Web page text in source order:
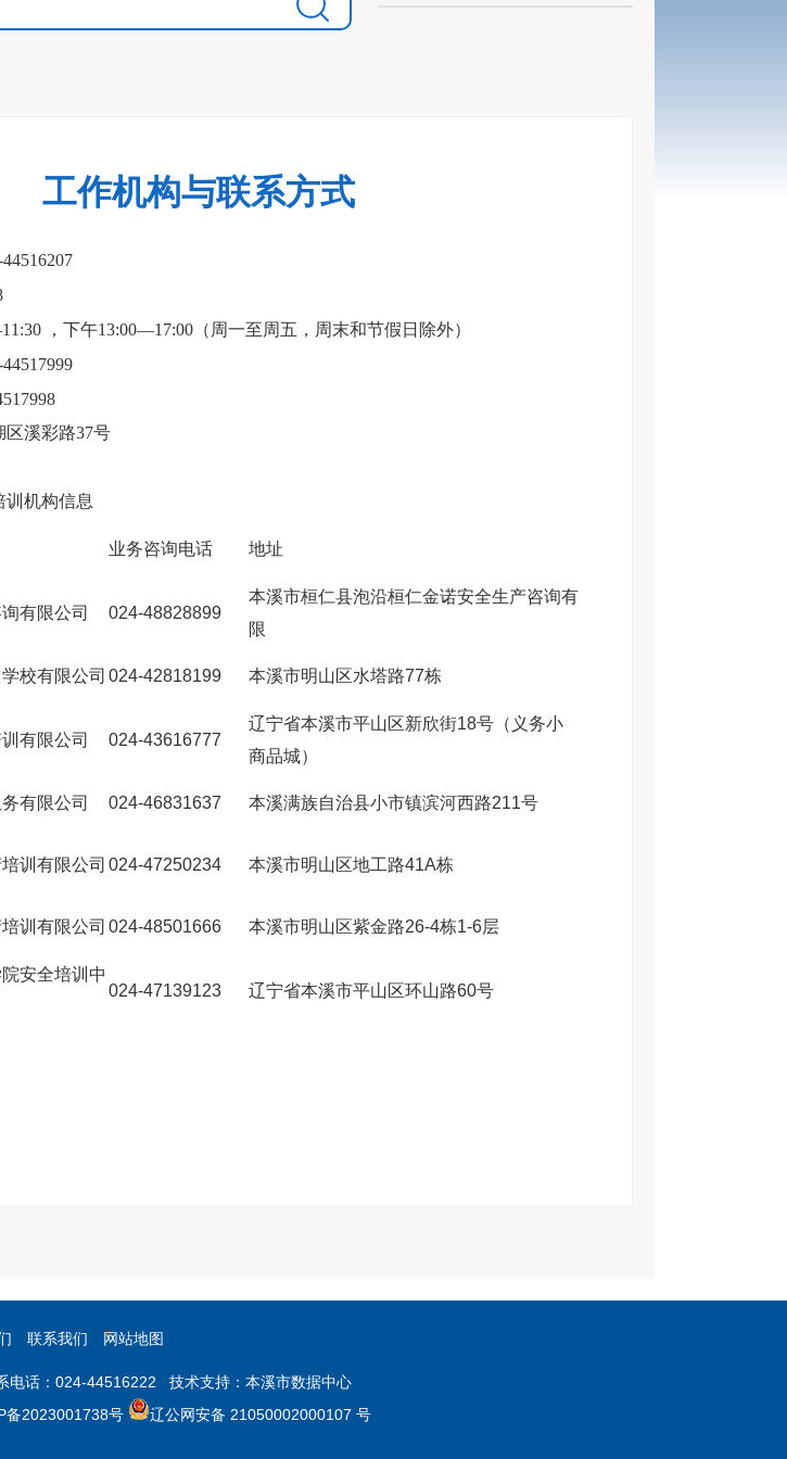
工作机构与联系方式
，下午13:00—17:00（周一至周五，周末和节假日除外）
区溪彩路37号
训机构信息
业务咨询电话 地址
有限公司 024-48828899
本溪市桓仁县泡沿桓仁金诺安全生产咨询有
限
校有限公司 024-42818199 本溪市明山区水塔路77栋
有限公司 024-43616777
辽宁省本溪市平山区新欣街18号（义务小
商品城）
有限公司 024-46831637 本溪满族自治县小市镇滨河西路211号
训有限公司 024-47250234 本溪市明山区地工路41A栋
训有限公司 024-48501666 本溪市明山区紫金路26-4栋1-6层
安全培训中
024-47139123 辽宁省本溪市平山区环山路60号
联系我们 网站地图
话：024-44516222 技术支持：本溪市数据中心
备2023001738号 辽公网安备 21050002000107 号